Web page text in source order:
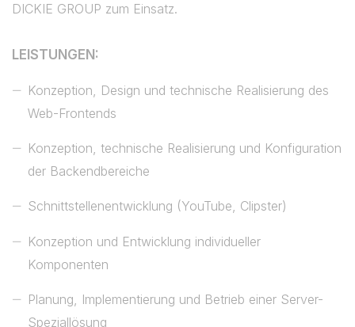
DICKIE GROUP zum Einsatz.
LEISTUNGEN:
Konzeption, Design und technische Realisierung des
Web-Frontends
Konzeption, technische Realisierung und Konfiguration
der Backendbereiche
Schnittstellenentwicklung (YouTube, Clipster)
Konzeption und Entwicklung individueller
Komponenten
Planung, Implementierung und Betrieb einer Server-
Speziallösung